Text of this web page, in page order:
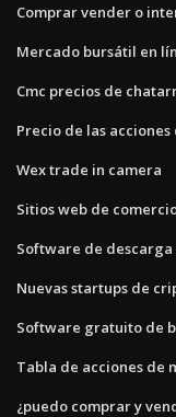
Comprar vender o
Mercado bursátil en
Cmc precios de
Precio de las
Wex trade in camera
Sitios web de
Software de
Nuevas startups de
Software gratuito de
Tabla de acciones de
¿puedo comprar y